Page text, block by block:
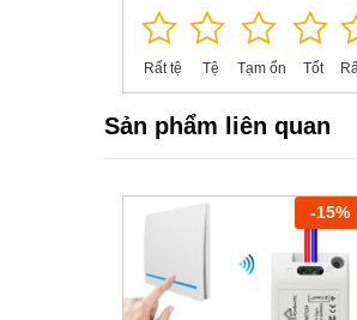
Rất tệ Tệ Tạm ổn Tốt
Sản phẩm liên quan
-15%